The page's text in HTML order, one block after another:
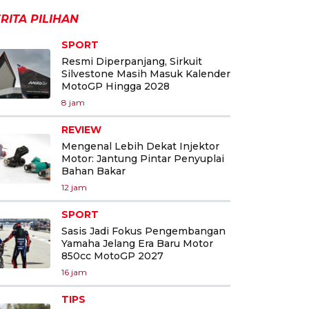
PILIHAN
SPORT
Resmi Diperpanjang, Sirkuit
Silvestone Masih Masuk Kalender
MotoGP Hingga 2028
8 jam
REVIEW
Mengenal Lebih Dekat Injektor
Motor: Jantung Pintar Penyuplai
Bahan Bakar
12 jam
SPORT
Sasis Jadi Fokus Pengembangan
Yamaha Jelang Era Baru Motor
850cc MotoGP 2027
16 jam
TIPS